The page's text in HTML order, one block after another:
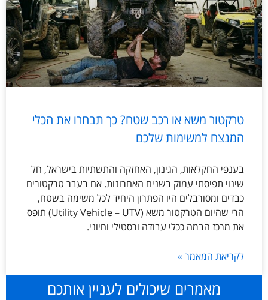
טרקטור משא או רכב שטח? כך תבחרו את הכלי
המנצח למשימות שלכם
בענפי החקלאות, הגינון, האחזקה והתשתיות בישראל, חל
שינוי תפיסתי עמוק בשנים האחרונות. אם בעבר טרקטורים
כבדים ומסורבלים היו הפתרון היחיד לכל משימה בשטח,
הרי שהיום הטרקטור משא (Utility Vehicle – UTV) תופס
את מרכז הבמה ככלי עבודה ורסטילי וחיוני.
לקריאת המאמר »
מאמרים שיכולים לעניין אותכם